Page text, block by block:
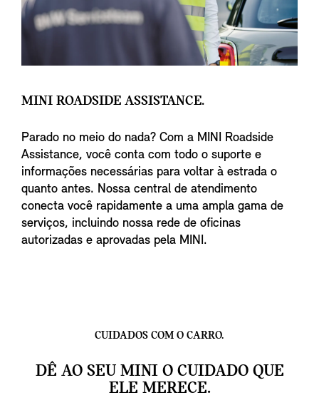
MINI ROADSIDE ASSISTANCE.
Parado no meio do nada? Com a MINI Roadside
Assistance, você conta com todo o suporte e
informações necessárias para voltar à estrada o
quanto antes. Nossa central de atendimento
conecta você rapidamente a uma ampla gama de
serviços, incluindo nossa rede de oficinas
autorizadas e aprovadas pela MINI.
CUIDADOS COM O CARRO.
DÊ AO SEU MINI O CUIDADO QUE
ELE MERECE.